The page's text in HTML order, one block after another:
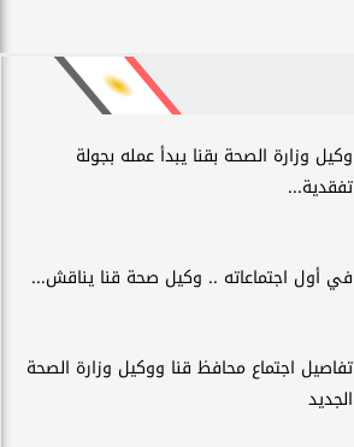
وكيل وزارة الصحة بقنا يبدأ عمله بجولة
تفقدية...
في أول اجتماعاته .. وكيل صحة قنا يناقش...
تفاصيل اجتماع محافظ قنا ووكيل وزارة الصحة
الجديد